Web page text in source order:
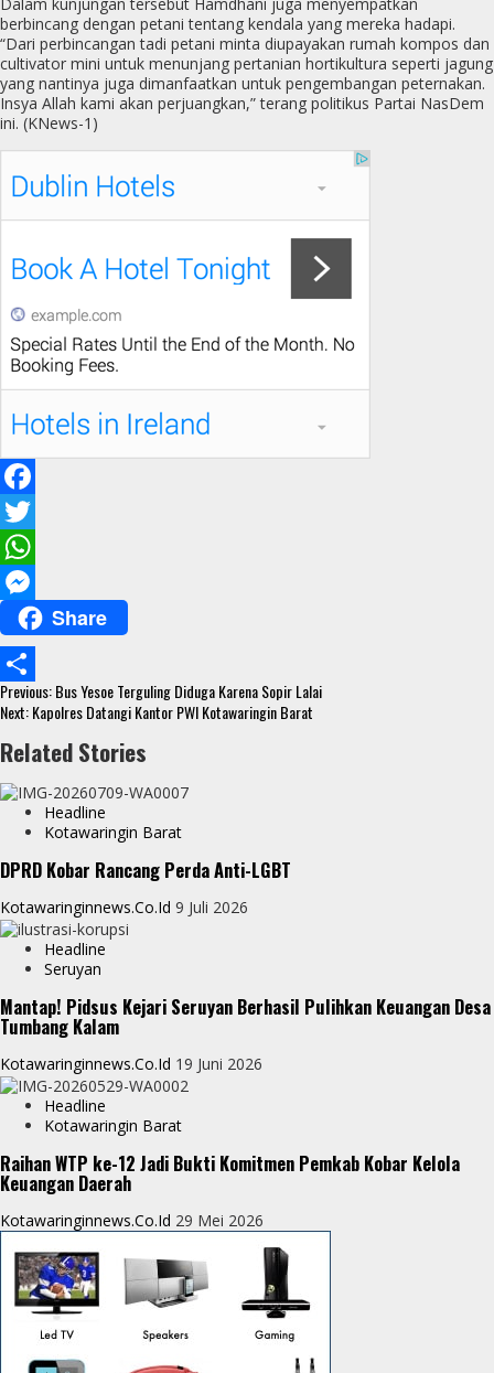
berbincang dengan petani tentang kendala yang mereka hadapi.
“Dari perbincangan tadi petani minta diupayakan rumah kompos dan
cultivator mini untuk menunjang pertanian hortikultura seperti jagung
yang nantinya juga dimanfaatkan untuk pengembangan peternakan.
Insya Allah kami akan perjuangkan,” terang politikus Partai NasDem
ini. (KNews-1)
F
a
c
b
o
o
k
T
w
t
t
e
r
W
a
t
s
A
p
e
s
s
e
n
e
r
Share
S
a
r
Continue
Reading
Previous:Bus Yesoe Terguling Diduga Karena Sopir Lalai
Next:Kapolres Datangi Kantor PWI Kotawaringin Barat
Related Stories
Headline
Kotawaringin Barat
DPRD Kobar Rancang Perda Anti-LGBT
Kotawaringinnews.co.id 9 Juli 2026
Headline
Seruyan
Mantap! Pidsus Kejari Seruyan Berhasil Pulihkan Keuangan Desa
Tumbang Kalam
Kotawaringinnews.co.id 19 Juni 2026
Headline
Kotawaringin Barat
Raihan WTP ke-12 Jadi Bukti Komitmen Pemkab Kobar Kelola
Keuangan Daerah
Kotawaringinnews.co.id 29 Mei 2026